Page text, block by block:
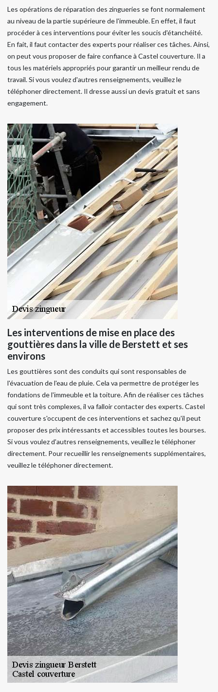
Les opérations de réparation des zingueries se font normalement
au niveau de la partie supérieure de l'immeuble. En effet, il faut
procéder à ces interventions pour éviter les soucis d'étanchéité.
En fait, il faut contacter des experts pour réaliser ces tâches. Ainsi,
on peut vous proposer de faire confiance à Castel couverture. Il a
tous les matériels appropriés pour garantir un meilleur rendu de
travail. Si vous voulez d'autres renseignements, veuillez le
téléphoner directement. Il dresse aussi un devis gratuit et sans
engagement.
Les interventions de mise en place des
gouttières dans la ville de Berstett et ses
environs
Les gouttières sont des conduits qui sont responsables de
l'évacuation de l'eau de pluie. Cela va permettre de protéger les
fondations de l'immeuble et la toiture. Afin de réaliser ces tâches
qui sont très complexes, il va falloir contacter des experts. Castel
couverture s'occupent de ces interventions et sachez qu'il peut
proposer des prix intéressants et accessibles toutes les bourses.
Si vous voulez d'autres renseignements, veuillez le téléphoner
directement. Pour recueillir les renseignements supplémentaires,
veuillez le téléphoner directement.